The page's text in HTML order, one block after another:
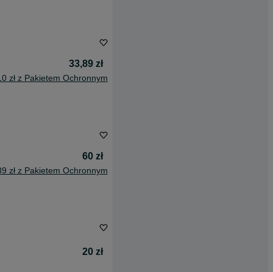
33,89 zł
zł z Pakietem Ochronnym
60 zł
zł z Pakietem Ochronnym
20 zł